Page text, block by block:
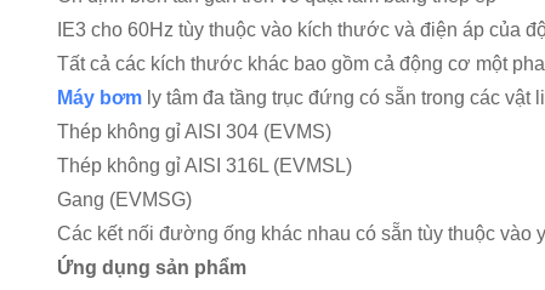
IE3 cho 60Hz tùy thuộc vào kích thước và điện áp của
Tất cả các kích thước khác bao gồm cả động cơ một
Máy bơm ly tâm đa tầng trục đứng có sẵn trong các vật
Thép không gỉ AISI 304 (EVMS)
Thép không gỉ AISI 316L (EVMSL)
Gang (EVMSG)
Các kết nối đường ống khác nhau có sẵn tùy thuộc vào
Ứng dụng sản phẩm